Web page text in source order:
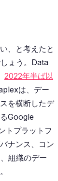
、と考えたと
ょう。Data
2022年半ば以
は、デー
を横断したデ
Google
トプラットフ
ナンス、コン
組織のデー